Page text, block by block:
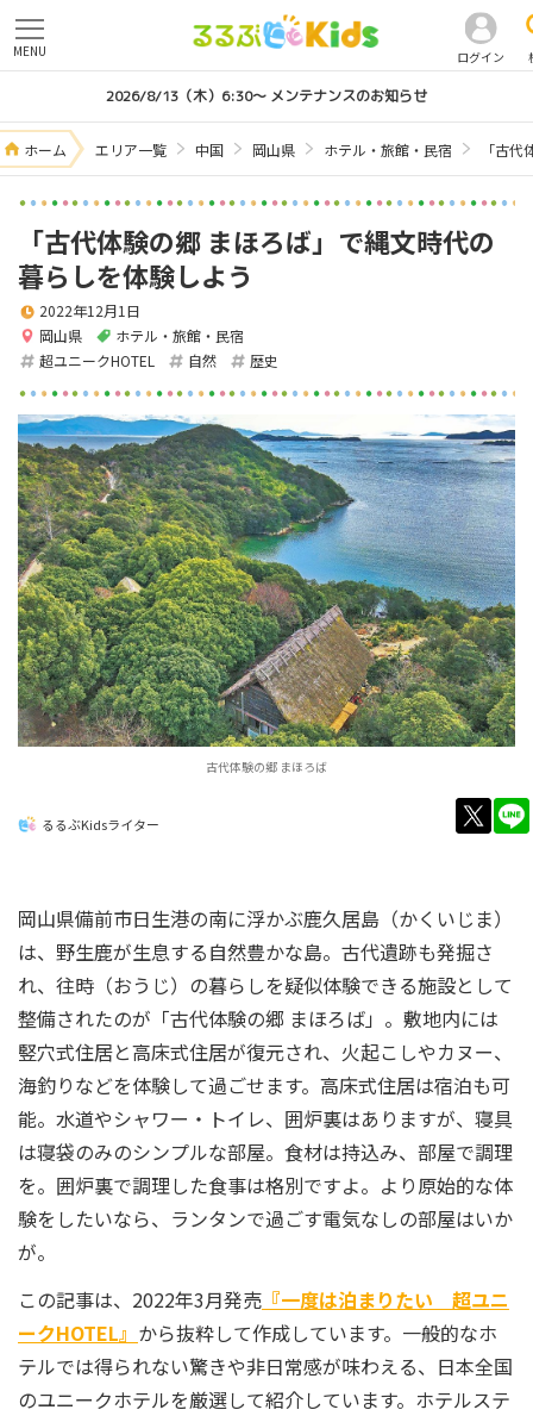
ログイン
MENU
2026/8/13（木）6:30～ メンテナンスのお知らせ
ホーム エリア一覧 中国 岡山県 ホテル・旅館・民宿 「古
「古代体験の郷 まほろば」で縄文時代の
暮らしを体験しよう
岡山県 ホテル・旅館・民宿
2022年12月1日
超ユニークHOTEL 自然 歴史
古代体験の郷 まほろば
るるぶKidsライター
岡山県備前市日生港の南に浮かぶ鹿久居島（かくいじま）
は、野生鹿が生息する自然豊かな島。古代遺跡も発掘さ
れ、往時（おうじ）の暮らしを疑似体験できる施設として
整備されたのが「古代体験の郷 まほろば」。敷地内には
竪穴式住居と高床式住居が復元され、火起こしやカヌー、
海釣りなどを体験して過ごせます。高床式住居は宿泊も可
能。水道やシャワー・トイレ、囲炉裏はありますが、寝具
は寝袋のみのシンプルな部屋。食材は持込み、部屋で調理
を。囲炉裏で調理した食事は格別ですよ。より原始的な体
験をしたいなら、ランタンで過ごす電気なしの部屋はいか
が。
この記事は、2022年3月発売 『一度は泊まりたい 超ユニ
ークHOTEL』 から抜粋して作成しています。一般的なホ
テルでは得られない驚きや非日常感が味わえる、日本全国
のユニークホテルを厳選して紹介しています。ホテルステ